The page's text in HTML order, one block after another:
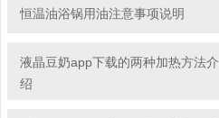
恒温油浴锅用油注意事项说明
液晶豆奶app下载的两种加热方法介
绍